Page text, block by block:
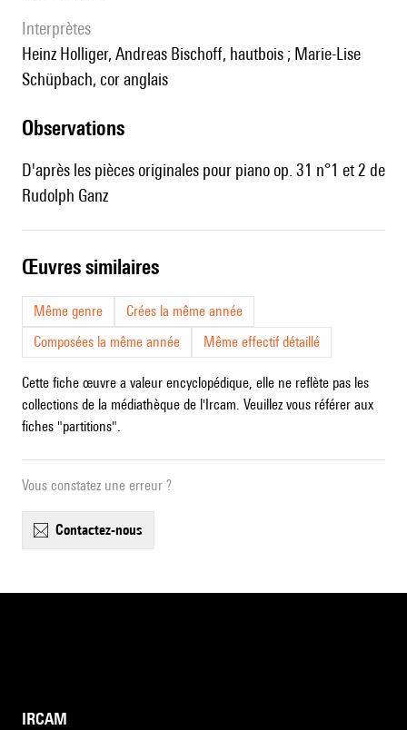
interprètes
Heinz Holliger, Andreas Bischoff, hautbois ; Marie-Lise
Schüpbach, cor anglais
observations
D'après les pièces originales pour piano op. 31 n°1 et 2 de
Rudolph Ganz
œuvres similaires
Même genre
Crées la même année
Composées la même année
Même effectif détaillé
Cette fiche œuvre a valeur encyclopédique, elle ne reflète pas les
collections de la médiathèque de l'Ircam. Veuillez vous référer aux
fiches "partitions".
Vous constatez une erreur ?
contactez-nous
IRCAM